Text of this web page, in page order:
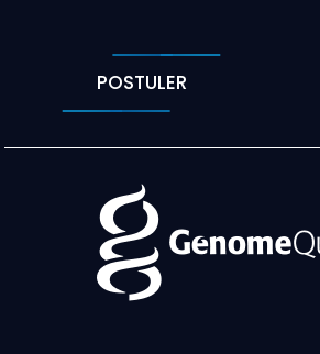
POSTULER